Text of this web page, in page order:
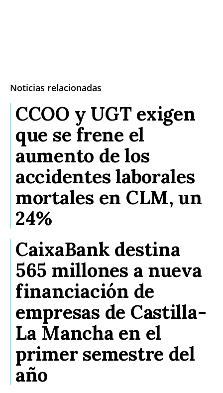
Noticias relacionadas
CCOO y UGT exigen
que se frene el
aumento de los
accidentes laborales
mortales en CLM, un
24%
CaixaBank destina
565 millones a nueva
financiación de
empresas de Castilla-
La Mancha en el
primer semestre del
año